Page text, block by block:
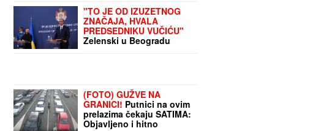
"TO JE OD IZUZETNOG
ZNAČAJA, HVALA
PREDSEDNIKU VUČIĆU"
Zelenski u Beogradu
(FOTO) GUŽVE NA
GRANICI! Putnici na ovim
prelazima čekaju SATIMA:
Objavljeno i hitno